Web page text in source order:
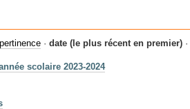
pertinence · date (le plus récent en premier) ·
scolaire 2023-2024